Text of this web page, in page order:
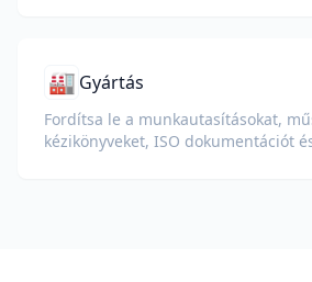
🏭 Gyártás
Fordítsa le a munkautasításokat,
kézikönyveket, ISO dokumentációt